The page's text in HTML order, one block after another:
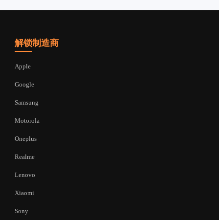
解锁制造商
Apple
Google
Samsung
Motorola
Oneplus
Realme
Lenovo
Xiaomi
Sony